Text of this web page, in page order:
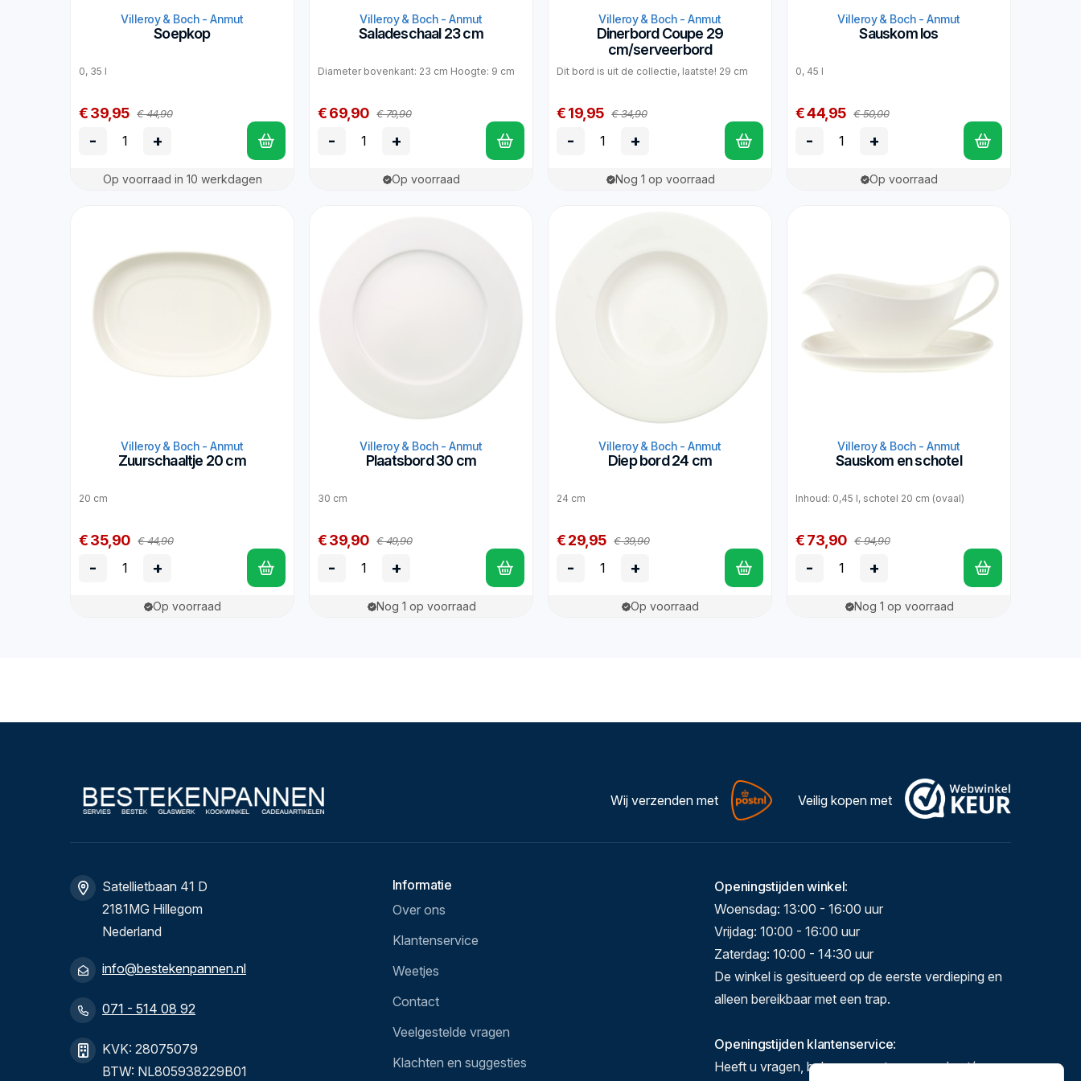
Villeroy & Boch - Anmut
Soepkop
0, 35 l
€ 39,95 € 44,90
- +
Op voorraad in 10 werkdagen
Villeroy & Boch - Anmut
Saladeschaal 23 cm
Diameter bovenkant: 23 cm Hoogte: 9 cm
€ 69,90 € 79,90
- +
Op voorraad
Villeroy & Boch - Anmut
Dinerbord Coupe 29
cm/serveerbord
Dit bord is uit de collectie, laatste! 29 cm
€ 19,95 € 34,90
- +
Nog 1 op voorraad
Villeroy & Boch - Anmut
Sauskom los
0, 45 l
€ 44,95 € 50,00
- +
Op voorraad
Villeroy & Boch - Anmut
Zuurschaaltje 20 cm
20 cm
€ 35,90 € 44,90
- +
Op voorraad
Villeroy & Boch - Anmut
Plaatsbord 30 cm
30 cm
€ 39,90 € 49,90
- +
Nog 1 op voorraad
Villeroy & Boch - Anmut
Diep bord 24 cm
24 cm
€ 29,95 € 39,90
- +
Op voorraad
Villeroy & Boch - Anmut
Sauskom en schotel
Inhoud: 0,45 l, schotel 20 cm (ovaal)
€ 73,90 € 94,90
- +
Nog 1 op voorraad
Wij verzenden met Veilig kopen met
Satellietbaan 41 D
2181MG Hillegom
Nederland
info@bestekenpannen.nl
071 - 514 08 92
KVK: 28075079
BTW: NL805938229B01
Informatie
Over ons
Klantenservice
Weetjes
Contact
Veelgestelde vragen
Klachten en suggesties
Openingstijden winkel:
Woensdag: 13:00 - 16:00 uur
Vrijdag: 10:00 - 16:00 uur
Zaterdag: 10:00 - 14:30 uur
De winkel is gesitueerd op de eerste verdieping en
alleen bereikbaar met een trap.
Openingstijden klantenservice:
Heeft u vragen, bel ons gerust op maandag t/m